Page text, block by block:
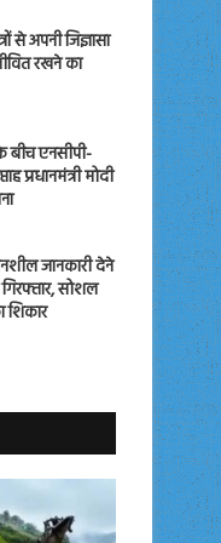
से अपनी जिज्ञासा
रखने का
बीच एनसीपी-
प्रधानमंत्री मोदी
जानकारी देने
सोशल
शिकार